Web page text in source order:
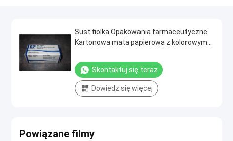
Sust fiolka Opakowania farmaceutyczne
Kartonowa mata papierowa z kolorowym
Skontaktuj się teraz
Dowiedz się więcej
Powiązane filmy